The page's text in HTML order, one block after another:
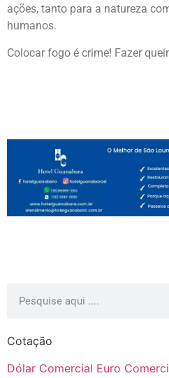
ações, tanto para a natureza
humanos.
Colocar fogo é crime! Fazer
Cotação
Dólar Comercial Euro